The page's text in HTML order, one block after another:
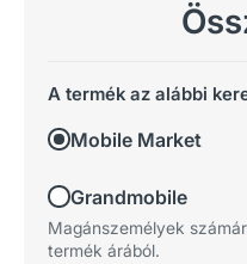
A termék az alábbi
Mobile Market
Grandmobile
Magánszemélyek
termék árából.